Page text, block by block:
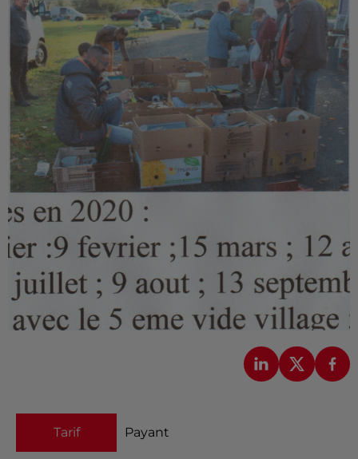
Tarif Payant